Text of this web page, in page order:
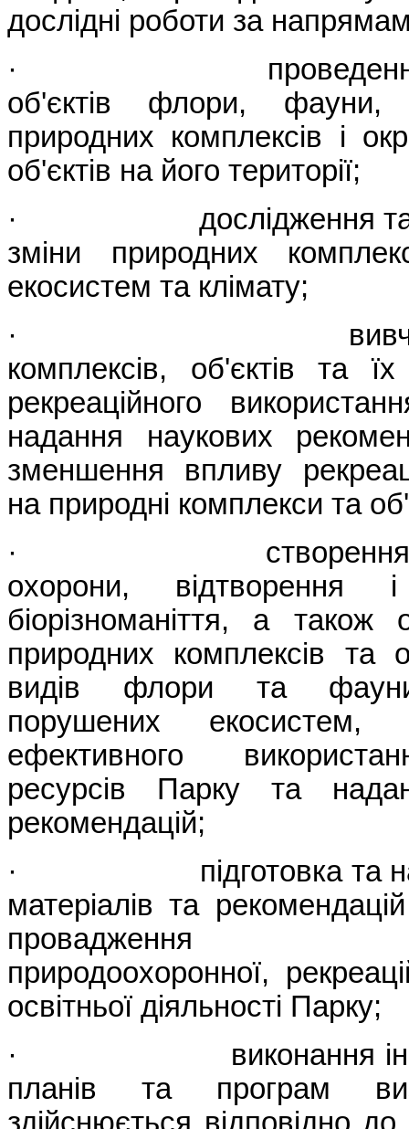
дослідні роботи за
· проведення
об'єктів флори,
природних комплексів і
об'єктів на його території;
· дослідження та
зміни природних
екосистем та клімату;
· вивчення
комплексів, об'єктів та
рекреаційного
надання наукових
зменшення впливу
на природні комплекси та
· створення
охорони, відтворення і
біорізноманіття, а також
природних комплексів та
видів флори та
порушених екосистем,
ефективного
ресурсів Парку та
рекомендацій;
· підготовка та
матеріалів та
провадження
природоохоронної,
освітньої діяльності Парку;
· виконання інших
планів та програм
здійснюється відповідно